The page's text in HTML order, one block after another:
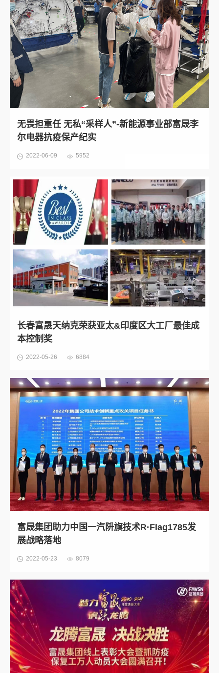
无畏担重任 无私“采样人”-新能源事业部富晟李
尔电器抗疫保产纪实
2022-06-09 5952
长春富晟天纳克荣获亚太&印度区大工厂最佳成
本控制奖
2022-05-26 6884
富晟集团助力中国一汽阩旗技术R·Flag1785发
展战略落地
2022-05-23 8079